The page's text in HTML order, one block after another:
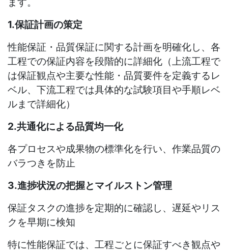
1.保証計画の策定
性能保証・品質保証に関する計画を明確化し、各
工程での保証内容を段階的に詳細化（上流工程で
は保証観点や主要な性能・品質要件を定義するレ
ベル、下流工程では具体的な試験項目や手順レベ
ルまで詳細化）
2.共通化による品質均一化
各プロセスや成果物の標準化を行い、作業品質の
バラつきを防止
3.進捗状況の把握とマイルストン管理
保証タスクの進捗を定期的に確認し、遅延やリス
クを早期に検知
特に性能保証では、工程ごとに保証すべき観点や